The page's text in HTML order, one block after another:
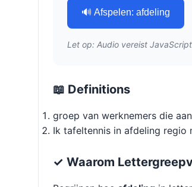
🔊 Afspelen: afdeling
Let op: Audio vereist
📖 Definitions
groep van werknemers die
Ik tafeltennis in afdeling regio
✓ Waarom